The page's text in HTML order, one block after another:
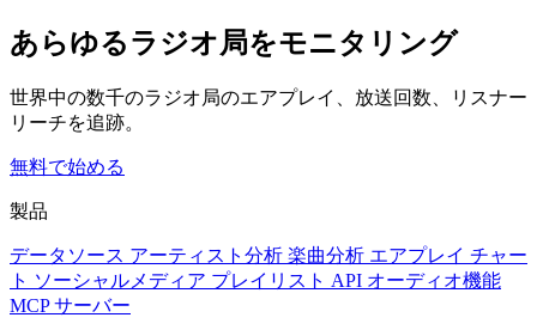
あらゆるラジオ局をモニタリング
世界中の数千のラジオ局のエアプレイ、放送回数、リスナー
リーチを追跡。
無料で始める
製品
データソース アーティスト分析 楽曲分析 エアプレイ チャー
ト ソーシャルメディア プレイリスト API オーディオ機能
MCP サーバー